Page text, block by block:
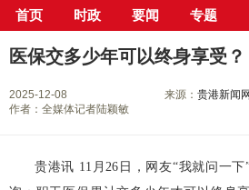
首页 时政 要闻 专题
当前位置： 首页> 专栏>荷城医保一生守护
医保交多少年可以终身享受？
2025-12-08 来源：贵港新闻
作者：全媒体记者陆颖敏
贵港讯 11月26日，网友“我就问一